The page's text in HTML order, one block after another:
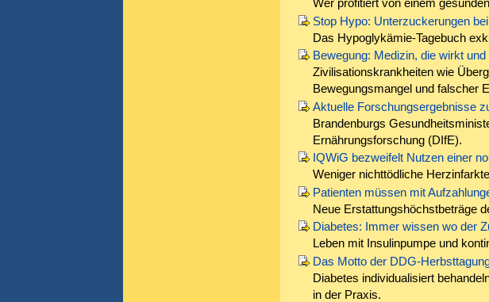
Wer profitiert von einem
Stop Hypo: Unterzuckerungen
Das Hypoglykämie-Tagebuch
Bewegung: Medizin, die wirkt
Zivilisationskrankheiten wie
Bewegungsmangel und falscher
Aktuelle Forschungsergebnisse
Brandenburgs
Ernährungsforschung (DIfE).
IQWiG bezweifelt Nutzen einer
Weniger nichttödliche
Patienten müssen mit
Neue Erstattungshöchstbeträge
Diabetes: Immer wissen wo der
Leben mit Insulinpumpe und
Das Motto der DDG-
Diabetes individualisiert
in der Praxis.